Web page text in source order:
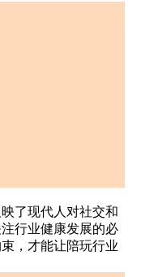
了现代人对社交和
行业健康发展的必
，才能让陪玩行业